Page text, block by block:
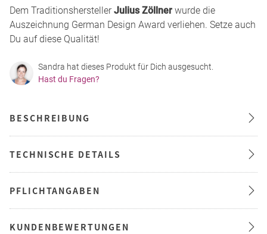
Dem TraditionsherstellerJulius Zöllner wurde die
Auszeichnung German Design Award verliehen. Setze auch
Du auf diese Qualität!
Sandra hat dieses Produkt für Dich ausgesucht.
Hast du Fragen?
BESCHREIBUNG
TECHNISCHE DETAILS
PFLICHTANGABEN
KUNDENBEWERTUNGEN